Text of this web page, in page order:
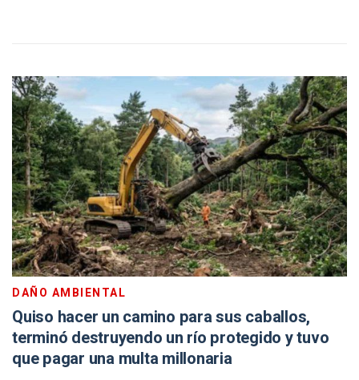
DAÑO AMBIENTAL
Quiso hacer un camino para sus caballos,
terminó destruyendo un río protegido y tuvo
que pagar una multa millonaria